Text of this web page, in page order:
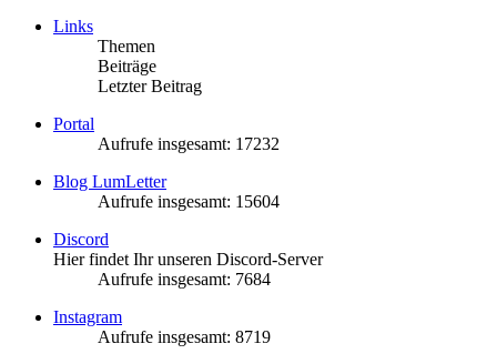
Links
Themen
Beiträge
Letzter Beitrag
Portal
Aufrufe insgesamt: 17232
Blog LumLetter
Aufrufe insgesamt: 15604
Discord
Hier findet Ihr unseren Discord-Server
Aufrufe insgesamt: 7684
Instagram
Aufrufe insgesamt: 8719